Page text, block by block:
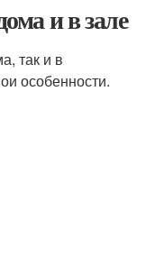
и в зале
так и в
особенности.